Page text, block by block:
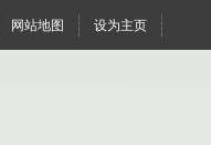
网站地图 设为主页